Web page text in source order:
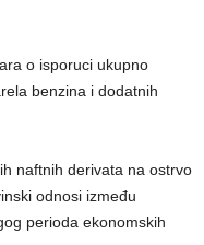
o isporuci ukupno
benzina i dodatnih
naftnih derivata na ostrvo
odnosi između
perioda ekonomskih